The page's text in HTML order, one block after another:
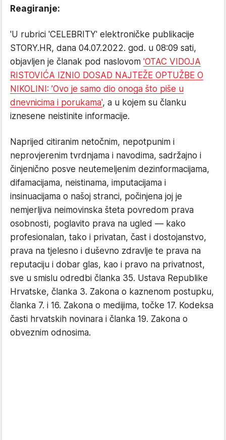
Reagiranje:
'U rubrici 'CELEBRITY' elektroničke publikacije
STORY.HR, dana 04.07.2022. god. u 08:09 sati,
objavljen je članak pod naslovom 'OTAC VIDOJA
RISTOVIĆA IZNIO DOSAD NAJTEŽE OPTUŽBE O
NIKOLINI: ’Ovo je samo dio onoga što piše u
dnevnicima i porukama', a u kojem su članku
iznesene neistinite informacije.
Naprijed citiranim netočnim, nepotpunim i
neprovjerenim tvrdnjama i navodima, sadržajno i
činjenično posve neutemeljenim dezinformacijama,
difamacijama, neistinama, imputacijama i
insinuacijama o našoj stranci, počinjena joj je
nemjerljiva neimovinska šteta povredom prava
osobnosti, poglavito prava na ugled — kako
profesionalan, tako i privatan, čast i dostojanstvo,
prava na tjelesno i duševno zdravlje te prava na
reputaciju i dobar glas, kao i pravo na privatnost,
sve u smislu odredbi članka 35. Ustava Republike
Hrvatske, članka 3. Zakona o kaznenom postupku,
članka 7. i 16. Zakona o medijima, točke 17. Kodeksa
časti hrvatskih novinara i članka 19. Zakona o
obveznim odnosima.